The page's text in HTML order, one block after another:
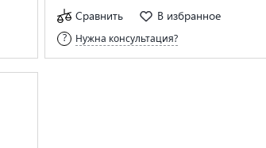
Сравнить В избранное
Нужна консультация?